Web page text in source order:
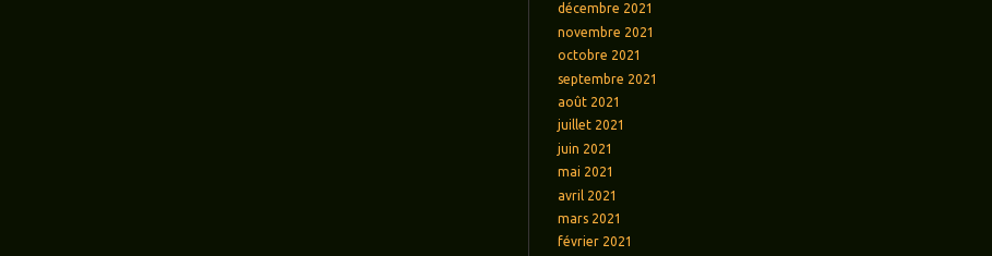
décembre 2021
novembre 2021
octobre 2021
septembre 2021
août 2021
juillet 2021
juin 2021
mai 2021
avril 2021
mars 2021
février 2021